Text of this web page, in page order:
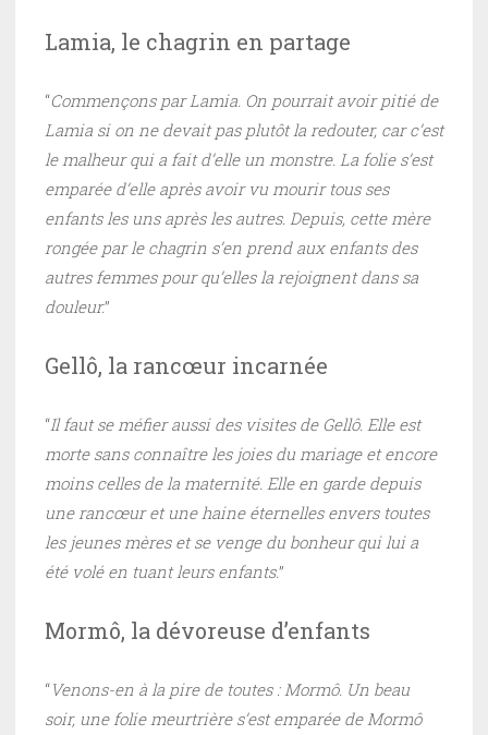
Lamia, le chagrin en partage
“Commençons par Lamia. On pourrait avoir pitié de
Lamia si on ne devait pas plutôt la redouter, car c’est
le malheur qui a fait d’elle un monstre. La folie s’est
emparée d’elle après avoir vu mourir tous ses
enfants les uns après les autres. Depuis, cette mère
rongée par le chagrin s’en prend aux enfants des
autres femmes pour qu’elles la rejoignent dans sa
douleur.”
Gellô, la rancœur incarnée
“Il faut se méfier aussi des visites de Gellô. Elle est
morte sans connaître les joies du mariage et encore
moins celles de la maternité. Elle en garde depuis
une rancœur et une haine éternelles envers toutes
les jeunes mères et se venge du bonheur qui lui a
été volé en tuant leurs enfants.”
Mormô, la dévoreuse d’enfants
“Venons-en à la pire de toutes : Mormô. Un beau
soir, une folie meurtrière s’est emparée de Mormô